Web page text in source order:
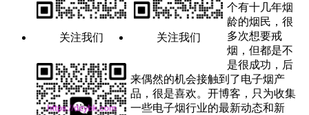
关注我们 关注我们
个有十几年烟
龄的烟民，很
多次想要戒
烟，但都是不
是很成功，后
来偶然的机会接触到了电子烟产
品，很是喜欢。开博客，只为收集
一些电子烟行业的最新动态和新